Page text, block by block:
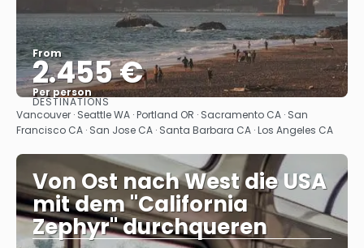
From
2.455 €
Per person
See
DESTINATIONS
Vancouver · Seattle WA · Portland OR · Sacramento CA · San
Francisco CA · San Jose CA · Santa Barbara CA · Los Angeles CA
Von Ost nach West die USA
mit dem "California
Zephyr" durchqueren